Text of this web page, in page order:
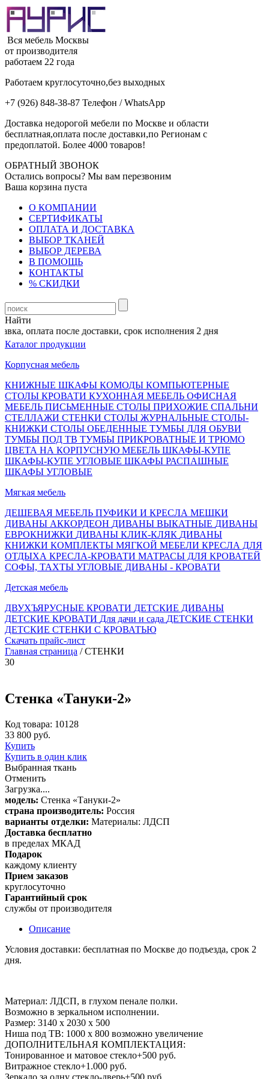
Вся мебель Москвы
от производителя
работаем 22 года
Работаем круглосуточно,без выходных
+7 (926) 848-38-87 Телефон / WhatsApp
Доставка недорогой мебели по Москве и области
бесплатная,оплата после доставки,по Регионам с
предоплатой. Более 4000 товаров!
ОБРАТНЫЙ ЗВОНОК
Остались вопросы? Мы вам перезвоним
Ваша корзина пуста
О КОМПАНИИ
СЕРТИФИКАТЫ
ОПЛАТА И ДОСТАВКА
ВЫБОР ТКАНЕЙ
ВЫБОР ДЕРЕВА
В ПОМОЩЬ
КОНТАКТЫ
% СКИДКИ
Найти
оплата после доставки, срок исполнения 2 дня
Каталог продукции
Корпусная мебель
КНИЖНЫЕ ШКАФЫ КОМОДЫ КОМПЬЮТЕРНЫЕ
СТОЛЫ КРОВАТИ КУХОННАЯ МЕБЕЛЬ ОФИСНАЯ
МЕБЕЛЬ ПИСЬМЕННЫЕ СТОЛЫ ПРИХОЖИЕ СПАЛЬНИ
СТЕЛЛАЖИ СТЕНКИ СТОЛЫ ЖУРНАЛЬНЫЕ СТОЛЫ-
КНИЖКИ СТОЛЫ ОБЕДЕННЫЕ ТУМБЫ ДЛЯ ОБУВИ
ТУМБЫ ПОД ТВ ТУМБЫ ПРИКРОВАТНЫЕ И ТРЮМО
ЦВЕТА НА КОРПУСНУЮ МЕБЕЛЬ ШКАФЫ-КУПЕ
ШКАФЫ-КУПЕ УГЛОВЫЕ ШКАФЫ РАСПАШНЫЕ
ШКАФЫ УГЛОВЫЕ
Мягкая мебель
ДЕШЕВАЯ МЕБЕЛЬ ПУФИКИ И КРЕСЛА МЕШКИ
ДИВАНЫ АККОРДЕОН ДИВАНЫ ВЫКАТНЫЕ ДИВАНЫ
ЕВРОКНИЖКИ ДИВАНЫ КЛИК-КЛЯК ДИВАНЫ
КНИЖКИ КОМПЛЕКТЫ МЯГКОЙ МЕБЕЛИ КРЕСЛА ДЛЯ
ОТДЫХА КРЕСЛА-КРОВАТИ МАТРАСЫ ДЛЯ КРОВАТЕЙ
СОФЫ, ТАХТЫ УГЛОВЫЕ ДИВАНЫ - КРОВАТИ
Детская мебель
ДВУХЪЯРУСНЫЕ КРОВАТИ ДЕТСКИЕ ДИВАНЫ
ДЕТСКИЕ КРОВАТИ Для дачи и сада ДЕТСКИЕ СТЕНКИ
ДЕТСКИЕ СТЕНКИ С КРОВАТЬЮ
Скачать прайс-лист
Главная страница / СТЕНКИ
30
Стенка «Тануки-2»
Код товара: 10128
33 800 руб.
Купить
Купить в один клик
Выбранная ткань
Отменить
Загрузка....
модель: Стенка «Тануки-2»
страна производитель: Россия
варианты отделки: Материалы: ЛДСП
Доставка бесплатно
в пределах МКАД
Подарок
каждому клиенту
Прием заказов
круглосуточно
Гарантийный срок
службы от производителя
Описание
Условия доставки: бесплатная по Москве до подъезда, срок 2
дня.
Материал: ЛДСП, в глухом пенале полки.
Возможно в зеркальном исполнении.
Размер: 3140 х 2030 х 500
Ниша под ТВ: 1000 х 800 возможно увеличение
ДОПОЛНИТЕЛЬНАЯ КОМПЛЕКТАЦИЯ:
Тонированное и матовое стекло+500 руб.
Витражное стекло+1.000 руб.
Зеркало за одну стекло-дверь+500 руб.